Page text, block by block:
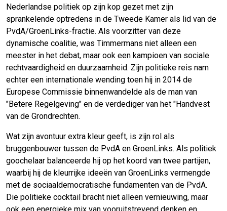
Nederlandse politiek op zijn kop gezet met zijn
sprankelende optredens in de Tweede Kamer als lid van de
PvdA/GroenLinks-fractie. Als voorzitter van deze
dynamische coalitie, was Timmermans niet alleen een
meester in het debat, maar ook een kampioen van sociale
rechtvaardigheid en duurzaamheid. Zijn politieke reis nam
echter een internationale wending toen hij in 2014 de
Europese Commissie binnenwandelde als de man van
"Betere Regelgeving" en de verdediger van het "Handvest
van de Grondrechten.
Wat zijn avontuur extra kleur geeft, is zijn rol als
bruggenbouwer tussen de PvdA en GroenLinks. Als politiek
goochelaar balanceerde hij op het koord van twee partijen,
waarbij hij de kleurrijke ideeën van GroenLinks vermengde
met de sociaaldemocratische fundamenten van de PvdA.
Die politieke cocktail bracht niet alleen vernieuwing, maar
ook een energieke mix van vooruitstrevend denken en